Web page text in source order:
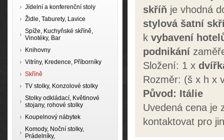
Jídelní a konferenční stoly
Židle, Taburety, Lavice
Spíže, Kuchyňské skříně,
Vinotéky, Bar
Knihovny
Vitríny, Kredence, Příborníky
Skříně
TV stolky, Konzolové stolky
Stolky odkládací, Květinové
stojany, rohové stolky
Koupelnový nábytek
Komody, Noční stolky,
Prádelníky,
skříň je vhodná
stylová šatní
k vybavení
podnikání
Složení: 1 x
Rozměr: (š x h x
Původ: Itálie
Uvedená cena je
kontaktovat pro